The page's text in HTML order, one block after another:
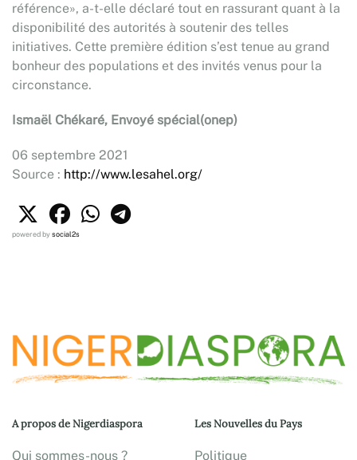
référence», a-t-elle déclaré tout en rassurant quant à la
disponibilité des autorités à soutenir des telles
initiatives. Cette première édition s’est tenue au grand
bonheur des populations et des invités venus pour la
circonstance.
Ismaël Chékaré, Envoyé spécial(onep)
06 septembre 2021
Source : http://www.lesahel.org/
powered bysocial2s
A propos de Nigerdiaspora
Qui sommes-nous ?
Les Nouvelles du Pays
Politique